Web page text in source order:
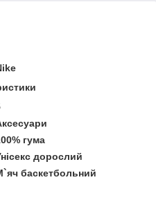
гума
дорослий
баскетбольний